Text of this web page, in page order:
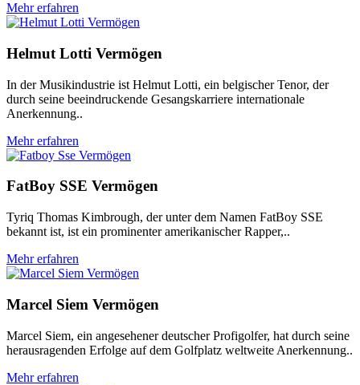
Mehr erfahren
Helmut Lotti Vermögen
In der Musikindustrie ist Helmut Lotti, ein belgischer Tenor, der
durch seine beeindruckende Gesangskarriere internationale
Anerkennung..
Mehr erfahren
FatBoy SSE Vermögen
Tyriq Thomas Kimbrough, der unter dem Namen FatBoy SSE
bekannt ist, ist ein prominenter amerikanischer Rapper,..
Mehr erfahren
Marcel Siem Vermögen
Marcel Siem, ein angesehener deutscher Profigolfer, hat durch seine
herausragenden Erfolge auf dem Golfplatz weltweite Anerkennung..
Mehr erfahren